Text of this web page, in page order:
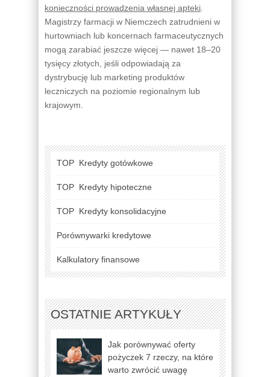
konieczności prowadzenia własnej apteki
Magistrzy farmacji w Niemczech zatrudnieni w
hurtowniach lub koncernach farmaceutycznych
mogą zarabiać jeszcze więcej — nawet 18–20
tysięcy złotych, jeśli odpowiadają za
dystrybucję lub marketing produktów
leczniczych na poziomie regionalnym lub
krajowym.
TOP Kredyty gotówkowe
TOP Kredyty hipoteczne
TOP Kredyty konsolidacyjne
Porównywarki kredytowe
Kalkulatory finansowe
OSTATNIE ARTYKUŁY
Jak porównywać oferty
pożyczek 7 rzeczy, na które
warto zwrócić uwagę